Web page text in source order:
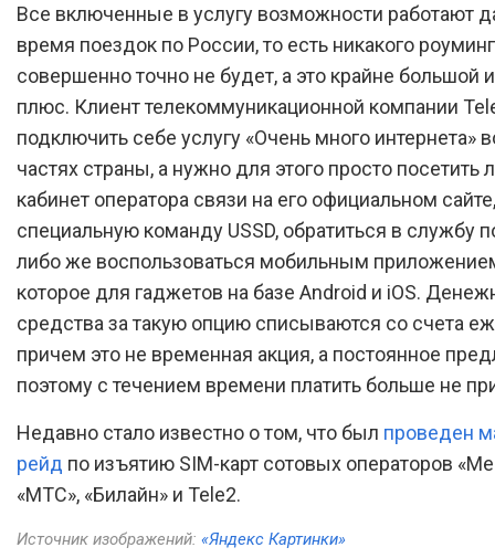
Все включенные в услугу возможности работают
время поездок по России, то есть никакого
совершенно точно не будет, а это крайне большой
плюс. Клиент телекоммуникационной компании
подключить себе услугу «Очень много интернета»
частях страны, а нужно для этого просто посетить
кабинет оператора связи на его официальном
специальную команду USSD, обратиться в службу
либо же воспользоваться мобильным
которое для гаджетов на базе Android и iOS.
средства за такую опцию списываются со счета
причем это не временная акция, а постоянное
поэтому с течением времени платить больше не
Недавно стало известно о том, что был проведен
рейд по изъятию SIM-карт сотовых операторов
«МТС», «Билайн» и Tele2.
Источник изображений: «Яндекс Картинки»